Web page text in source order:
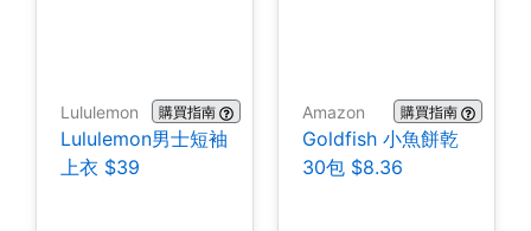
Lululemon 購買指南
Lululemon男士短袖
上衣 $39
Amazon 購買指南
Goldfish 小魚餅乾
30包 $8.36